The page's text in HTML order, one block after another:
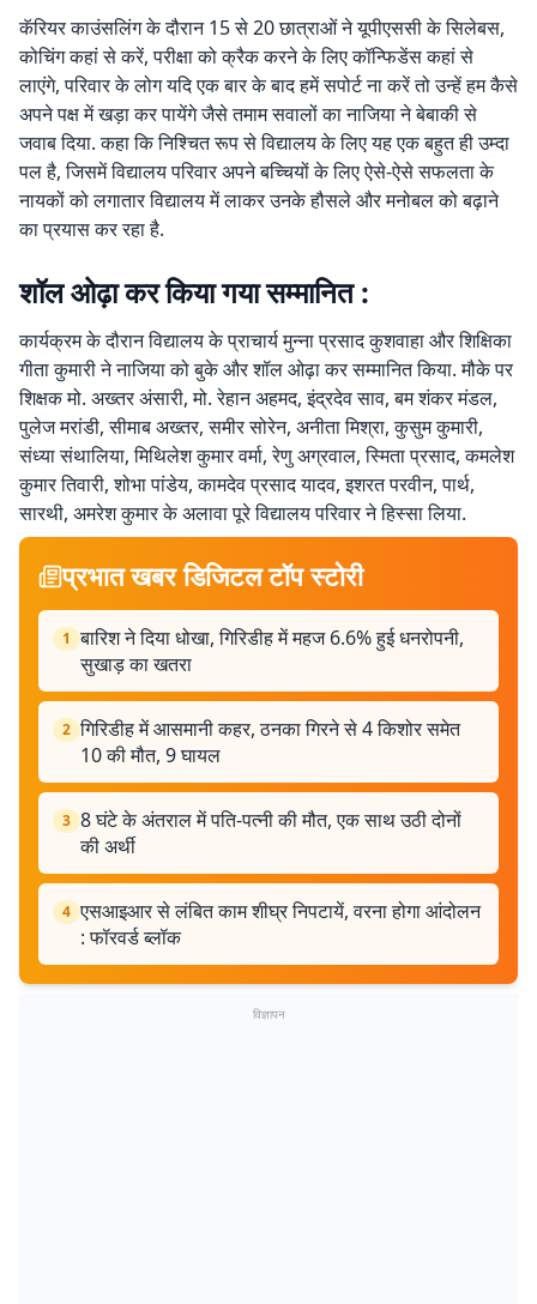
कॅरियर काउंसलिंग के दौरान 15 से 20 छात्राओं ने यूपीएससी के सिलेबस,
कोचिंग कहां से करें, परीक्षा को क्रैक करने के लिए कॉन्फिडेंस कहां से
लाएंगे, परिवार के लोग यदि एक बार के बाद हमें सपोर्ट ना करें तो उन्हें हम कैसे
अपने पक्ष में खड़ा कर पायेंगे जैसे तमाम सवालों का नाजिया ने बेबाकी से
जवाब दिया. कहा कि निश्चित रूप से विद्यालय के लिए यह एक बहुत ही उम्दा
पल है, जिसमें विद्यालय परिवार अपने बच्चियों के लिए ऐसे-ऐसे सफलता के
नायकों को लगातार विद्यालय में लाकर उनके हौसले और मनोबल को बढ़ाने
का प्रयास कर रहा है.
शॉल ओढ़ा कर किया गया सम्मानित :
कार्यक्रम के दौरान विद्यालय के प्राचार्य मुन्ना प्रसाद कुशवाहा और शिक्षिका
गीता कुमारी ने नाजिया को बुके और शॉल ओढ़ा कर सम्मानित किया. मौके पर
शिक्षक मो. अख्तर अंसारी, मो. रेहान अहमद, इंद्रदेव साव, बम शंकर मंडल,
पुलेज मरांडी, सीमाब अख्तर, समीर सोरेन, अनीता मिश्रा, कुसुम कुमारी,
संध्या संथालिया, मिथिलेश कुमार वर्मा, रेणु अग्रवाल, स्मिता प्रसाद, कमलेश
कुमार तिवारी, शोभा पांडेय, कामदेव प्रसाद यादव, इशरत परवीन, पार्थ,
सारथी, अमरेश कुमार के अलावा पूरे विद्यालय परिवार ने हिस्सा लिया.
प्रभात खबर डिजिटल टॉप स्टोरी
1 बारिश ने दिया धोखा, गिरिडीह में महज 6.6% हुई धनरोपनी,
सुखाड़ का खतरा
2 गिरिडीह में आसमानी कहर, ठनका गिरने से 4 किशोर समेत
10 की मौत, 9 घायल
3 8 घंटे के अंतराल में पति-पत्नी की मौत, एक साथ उठी दोनों
की अर्थी
4 एसआइआर से लंबित काम शीघ्र निपटायें, वरना होगा आंदोलन
: फॉरवर्ड ब्लॉक
विज्ञापन